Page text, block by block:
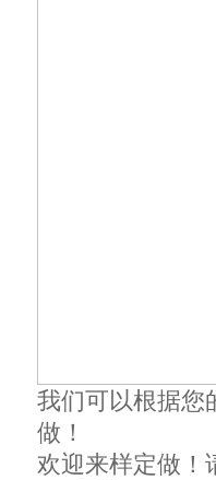
我们可以根据您
做！
欢迎来样定做！